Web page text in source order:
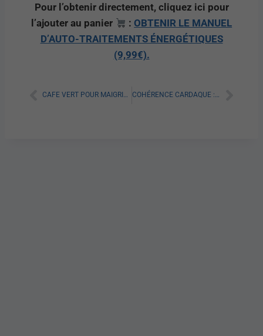
Pour l’obtenir directement, cliquez ici pour
l’ajouter au panier
: OBTENIR LE MANUEL
D’AUTO-TRAITEMENTS ÉNERGÉTIQUES
(9,99€).
CAFE VERT POUR MAIGRIR : TOUT SAVOIR SUR LES AVIS ET EFFICACITÉ COHÉRENCE CARDAQUE : PEUT-ON MAIGRIR GRÂCE À ELLE ?